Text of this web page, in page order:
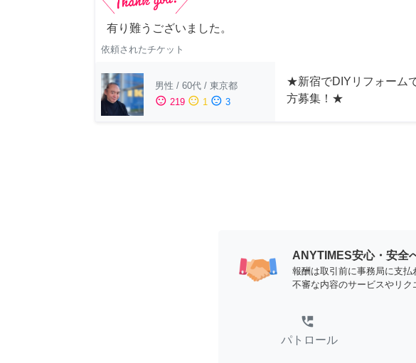
有り難うございました。
依頼されたチケット
男性 / 60代 / 東京都
sentiment_satisfied 219 sentiment_neutral 1 sentiment_dissatisfied 3
★新宿でDIYリフォーム
方募集！★
ANYTIMES安心・安全
報酬は取引前に事務局に支
不審な内容のサービスやリク
perm_phone_msg
パトロール